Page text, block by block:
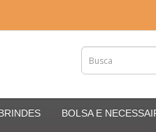
BOLSA E